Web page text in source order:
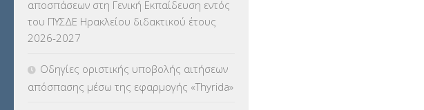
ΕΠΑΛ(366)
ΕΠΙΜΟΡΦΩΣΗ Τ.Π.Ε.
ΕΥΡΩΠΑΪΚΑ ΠΡΟΓΡΑΜΜΑΤΑ(230)
αποσπάσεων στη Γενική Εκπαίδευση εντός
του ΠΥΣΔΕ Ηρακλείου διδακτικού έτους
2026-2027
Οδηγίες οριστικής υποβολής αιτήσεων
απόσπασης μέσω της εφαρμογής «Thyrida»